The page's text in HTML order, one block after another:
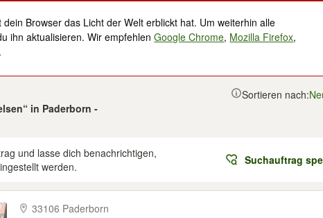
Browser das Licht der Welt erblickt hat. Um weiterhin alle
ihn aktualisieren. Wir empfehlenGoogle Chrome, Mozilla Firefox,
in Paderborn -
Sortieren nach:
und lasse dich benachrichtigen,
werden.
Suchauftrag
33106 Paderborn